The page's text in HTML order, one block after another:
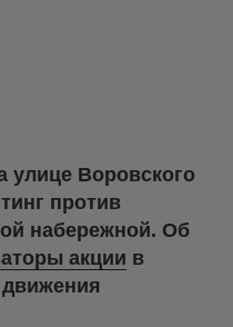
улице Воровского
против
набережной. Об
акции в
движения